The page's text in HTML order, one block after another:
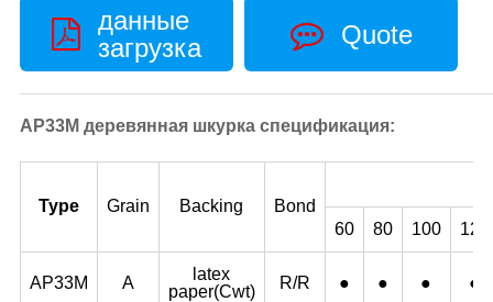
данные
загрузка
Quote
AP33M деревянная шкурка спецификация:
Type Grain Backing
Bond
60
80 100 120
AP33M A
latex
paper(Cwt)
R/R ● ● ● ●